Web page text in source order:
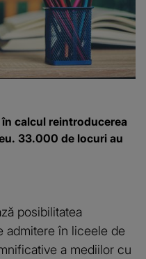
calcul reintroducerea
33.000 de locuri au
posibilitatea
admitere în liceele de
a mediilor cu